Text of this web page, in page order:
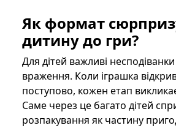
Як формат
дитину до гри?
Для дітей важливі несподіванки
враження. Коли іграшка
поступово, кожен етап
Саме через це багато дітей
розпакування як частину